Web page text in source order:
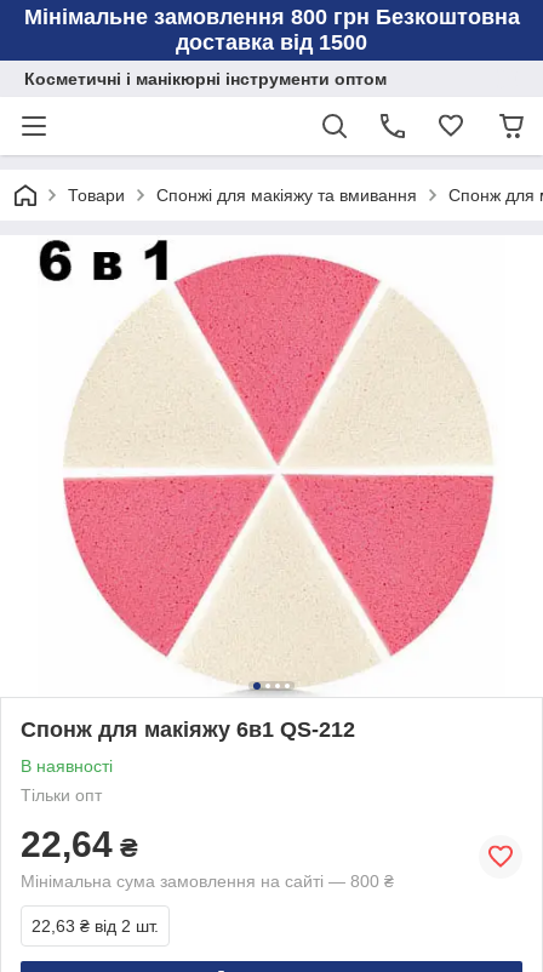
Мінімальне замовлення 800 грн Безкоштовна
доставка від 1500
Косметичні і манікюрні інструменти оптом
Товари Спонжі для макіяжу та вмивання Спонж для
Спонж для макіяжу 6в1 QS-212
В наявності
Тільки опт
22,64 ₴
Мінімальна сума замовлення на сайті — 800 ₴
22,63 ₴ від 2 шт.